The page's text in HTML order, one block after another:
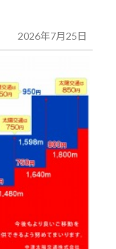
2026年7月25日